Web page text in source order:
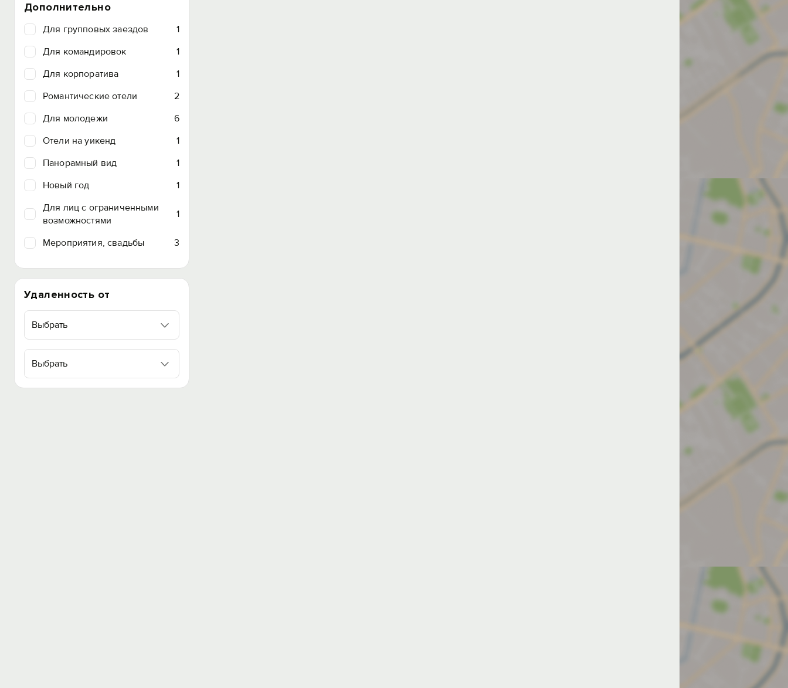
Дополнительно
Для групповых заездов
1
Для командировок
1
Для корпоратива
1
Романтические отели
2
Для молодежи
6
Отели на уикенд
1
Панорамный вид
1
Новый год
1
Для лиц с ограниченными
возможностями
1
Мероприятия, свадьбы 3
Удаленность от
Выбрать
Выбрать